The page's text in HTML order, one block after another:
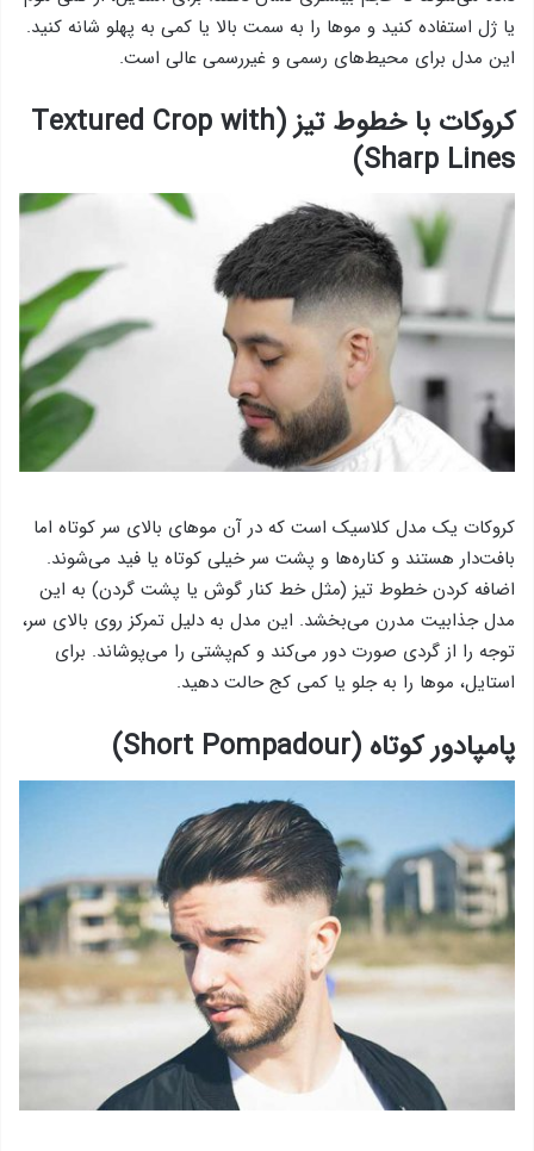
یا ژل استفاده کنید و موها را به سمت بالا یا کمی به پهلو شانه کنید.
این مدل برای محیط‌های رسمی و غیررسمی عالی است.
کروکات با خطوط تیز (Textured Crop with
Sharp Lines)
کروکات یک مدل کلاسیک است که در آن موهای بالای سر کوتاه اما
بافت‌دار هستند و کناره‌ها و پشت سر خیلی کوتاه یا فید می‌شوند.
اضافه کردن خطوط تیز (مثل خط کنار گوش یا پشت گردن) به این
مدل جذابیت مدرن می‌بخشد. این مدل به دلیل تمرکز روی بالای سر،
توجه را از گردی صورت دور می‌کند و کم‌پشتی را می‌پوشاند. برای
استایل، موها را به جلو یا کمی کج حالت دهید.
پامپادور کوتاه (Short Pompadour)